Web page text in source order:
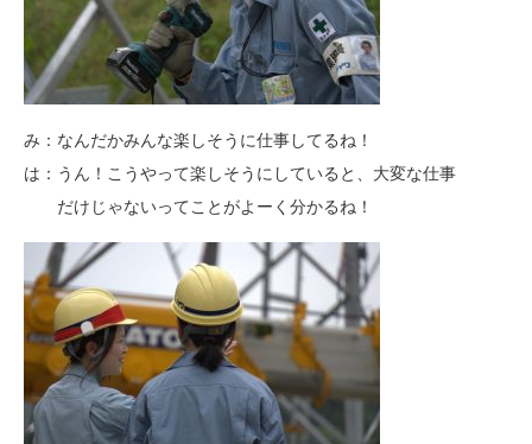
み：なんだかみんな楽しそうに仕事してるね！
は：うん！こうやって楽しそうにしていると、大変な仕事
だけじゃないってことがよーく分かるね！